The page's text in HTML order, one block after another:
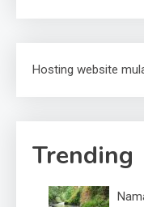
Hosting website
Trending